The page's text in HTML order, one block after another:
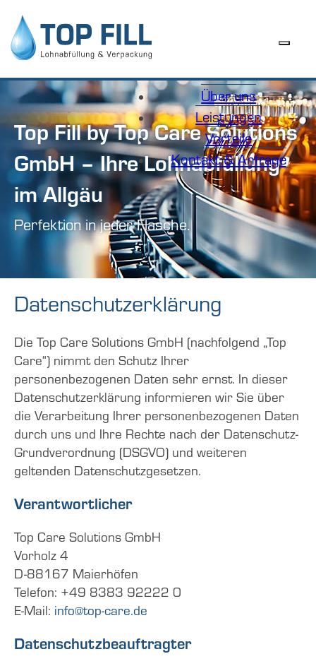
Über uns
Leistungen
Vorteile
Kontakt & Anfrage
Top Fill by Top Care Solutions
GmbH – Ihre Lohnabfüllung
im Allgäu
Perfektion in jeder Flasche.
Datenschutz­erklärung
Die Top Care Solutions GmbH (nachfolgend „Top
Care“) nimmt den Schutz Ihrer
personenbezogenen Daten sehr ernst. In dieser
Datenschutzerklärung informieren wir Sie über
die Verarbeitung Ihrer personenbezogenen Daten
durch uns und Ihre Rechte nach der Datenschutz-
Grundverordnung (DSGVO) und weiteren
geltenden Datenschutzgesetzen.
Verantwortlicher
Top Care Solutions GmbH
Vorholz 4
D-88167 Maierhöfen
Telefon: +49 8383 92222 0
E-Mail: info@top-care.de
Datenschutzbeauftragter